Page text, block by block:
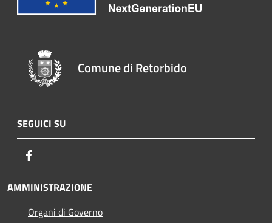
Comune di Retorbido
SEGUICI SU
AMMINISTRAZIONE
Organi di Governo